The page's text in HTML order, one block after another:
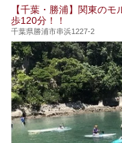
【千葉・勝浦】関東の
歩120分！！
千葉県勝浦市串浜1227-2